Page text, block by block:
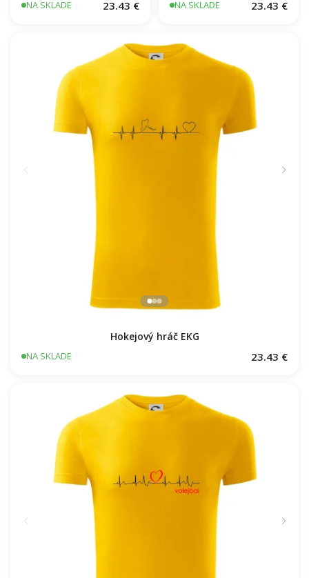
NA SKLADE
Transfúzia srdce
23.43 €
Hokejový hráč EKG
NA SKLADE 23.43 €